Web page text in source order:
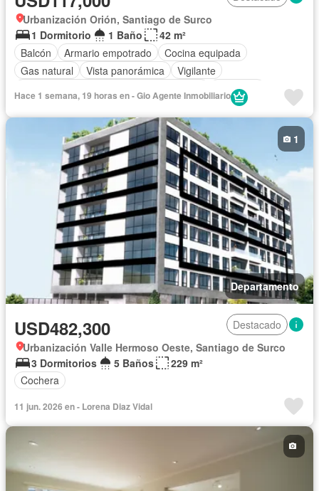
Urbanización Orión, Santiago de Surco
1 Dormitorio
1 Baño
42 m²
Balcón
Armario empotrado
Cocina equipada
Gas natural
Vista panorámica
Vigilante
Barbacoa
Seguridad
Permite mascotas
Permite niños
Completamente amoblado
Hace 1 semana, 19 horas en - Gio Agente Inmobiliario
Departamento
1
USD482,300
Destacado
Urbanización Valle Hermoso Oeste, Santiago de Surco
3 Dormitorios
5 Baños
229 m²
Cochera
11 jun. 2026 en - Lorena Diaz Vidal